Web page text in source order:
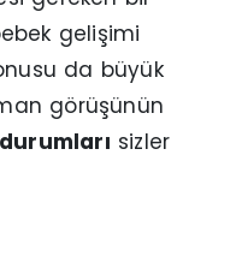
gelişimi
da büyük
görüşünün
sizler